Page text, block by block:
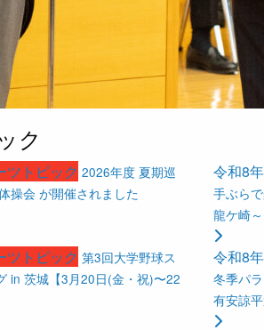
ク
ツトピック 2026年度 夏期巡
操会 が開催されました
令和8
手ぶら
龍ケ崎～
ツトピック 第3回大学野球ス
in 茨城【3月20日(金・祝)〜22
令和8
冬季パ
有安諒